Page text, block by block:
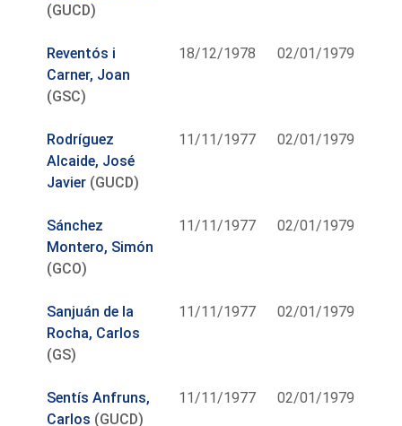
(GUCD)
Reventós i
Carner, Joan
(GSC)
18/12/1978 02/01/1979
Rodríguez
Alcaide, José
Javier (GUCD)
11/11/1977 02/01/1979
Sánchez
Montero, Simón
(GCO)
11/11/1977 02/01/1979
Sanjuán de la
Rocha, Carlos
(GS)
11/11/1977 02/01/1979
Sentís Anfruns,
Carlos (GUCD)
11/11/1977 02/01/1979